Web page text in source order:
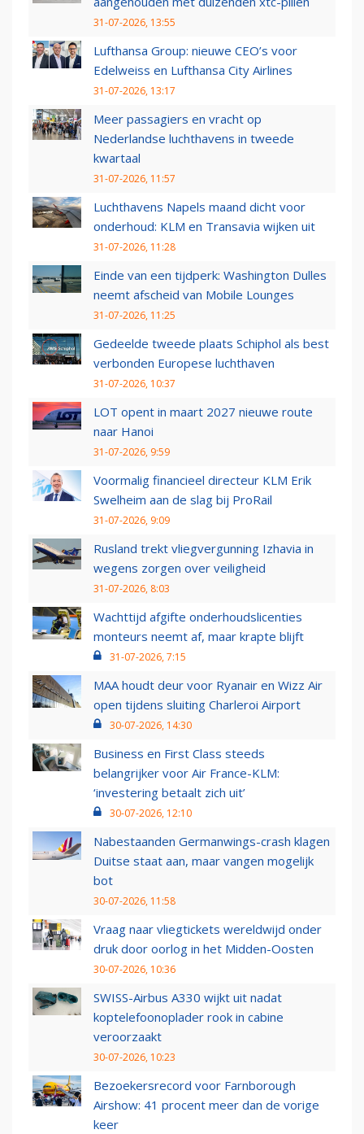
31-07-2026, 13:55
Lufthansa Group: nieuwe CEO’s voor
Edelweiss en Lufthansa City Airlines
31-07-2026, 13:17
Meer passagiers en vracht op
Nederlandse luchthavens in tweede
kwartaal
31-07-2026, 11:57
Luchthavens Napels maand dicht voor
onderhoud: KLM en Transavia wijken uit
31-07-2026, 11:28
Einde van een tijdperk: Washington Dulles
neemt afscheid van Mobile Lounges
31-07-2026, 11:25
Gedeelde tweede plaats Schiphol als best
verbonden Europese luchthaven
31-07-2026, 10:37
LOT opent in maart 2027 nieuwe route
naar Hanoi
31-07-2026, 9:59
Voormalig financieel directeur KLM Erik
Swelheim aan de slag bij ProRail
31-07-2026, 9:09
Rusland trekt vliegvergunning Izhavia in
wegens zorgen over veiligheid
31-07-2026, 8:03
Wachttijd afgifte onderhoudslicenties
monteurs neemt af, maar krapte blijft
31-07-2026, 7:15
MAA houdt deur voor Ryanair en Wizz Air
open tijdens sluiting Charleroi Airport
30-07-2026, 14:30
Business en First Class steeds
belangrijker voor Air France-KLM:
‘investering betaalt zich uit’
30-07-2026, 12:10
Nabestaanden Germanwings-crash klagen
Duitse staat aan, maar vangen mogelijk
bot
30-07-2026, 11:58
Vraag naar vliegtickets wereldwijd onder
druk door oorlog in het Midden-Oosten
30-07-2026, 10:36
SWISS-Airbus A330 wijkt uit nadat
koptelefoonoplader rook in cabine
veroorzaakt
30-07-2026, 10:23
Bezoekersrecord voor Farnborough
Airshow: 41 procent meer dan de vorige
keer